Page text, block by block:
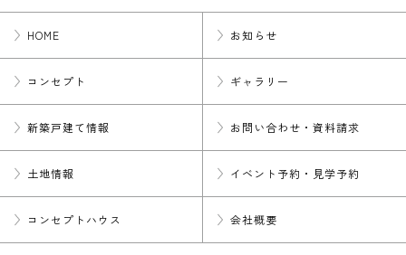
HOME お知らせ
コンセプト ギャラリー
新築戸建て情報 お問い合わせ・資料請求
土地情報 イベント予約・見学予約
コンセプトハウス 会社概要